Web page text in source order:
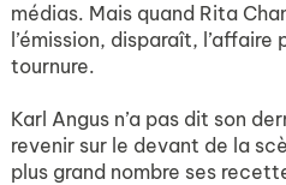
médias. Mais quand Rita
l’émission, disparaît, l’affaire
tournure.
Karl Angus n’a pas dit son
revenir sur le devant de la
plus grand nombre ses